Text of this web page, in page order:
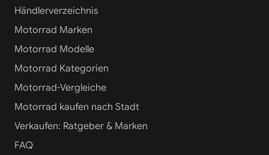
Händlerverzeichnis
Motorrad Marken
Motorrad Modelle
Motorrad Kategorien
Motorrad-Vergleiche
Motorrad kaufen nach Stadt
Verkaufen: Ratgeber & Marken
FAQ